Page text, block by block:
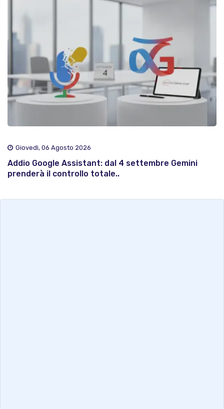
Giovedì, 06 Agosto 2026
Addio Google Assistant: dal 4 settembre Gemini
prenderà il controllo totale..